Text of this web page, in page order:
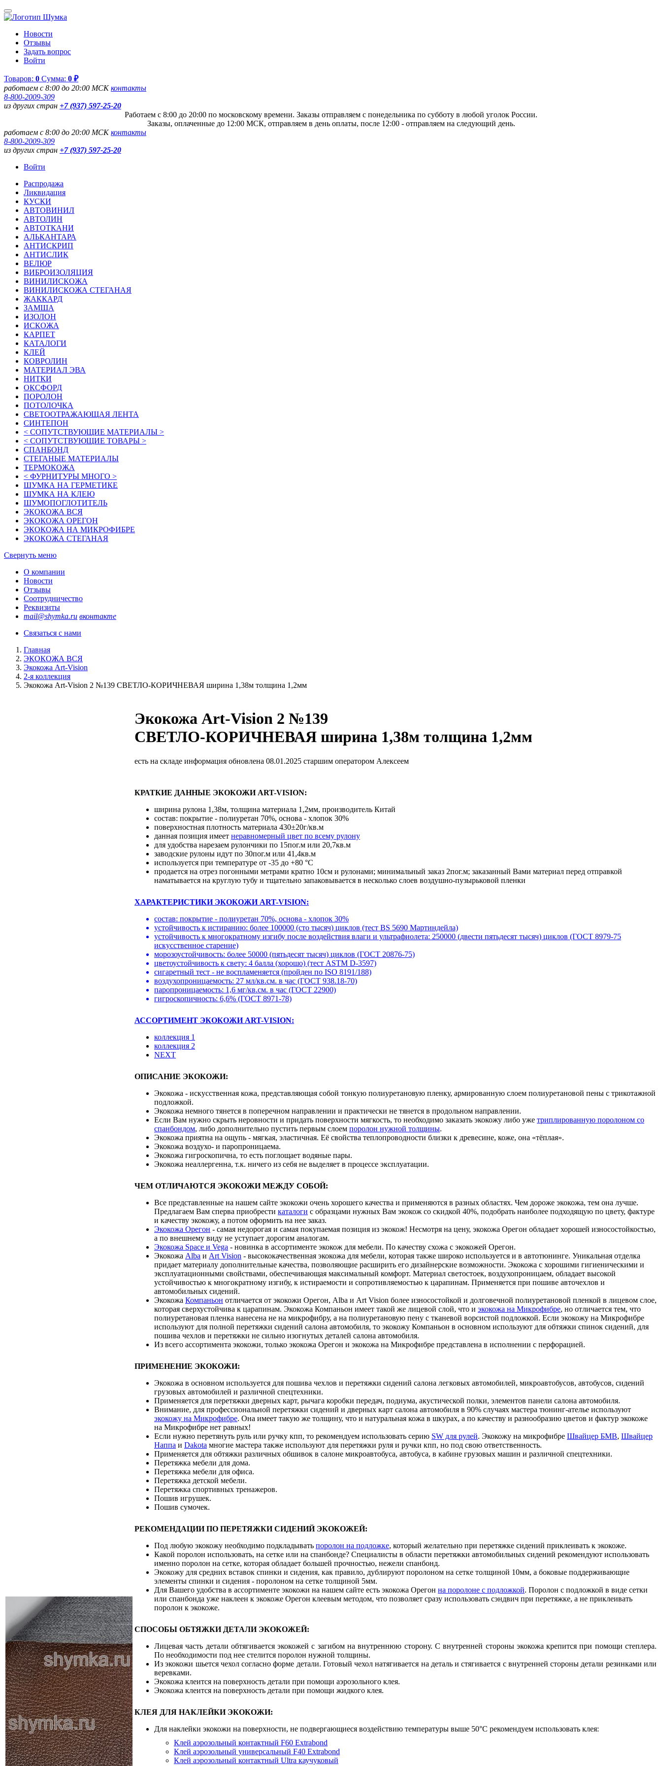
Новости
Отзывы
Задать вопрос
Войти
Товаров: 0 Сумма: 0 ₽
работаем с 8:00 до 20:00 МСКконтакты
8-800-2009-309
из других стран +7 (937) 597-25-20
Работаем с 8:00 до 20:00 по московскому времени. Заказы отправляем с понедельника по субботу в любой уголок России.
Заказы, оплаченные до 12:00 МСК, отправляем в день оплаты, после 12:00 - отправляем на следующий день.
работаем с 8:00 до 20:00 МСКконтакты
8-800-2009-309
из других стран +7 (937) 597-25-20
Войти
Распродажа
Ликвидация
КУСКИ
АВТОВИНИЛ
АВТОЛИН
АВТОТКАНИ
АЛЬКАНТАРА
АНТИСКРИП
АНТИСЛИК
ВЕЛЮР
ВИБРОИЗОЛЯЦИЯ
ВИНИЛИСКОЖА
ВИНИЛИСКОЖА СТЕГАНАЯ
ЖАККАРД
ЗАМША
ИЗОЛОН
ИСКОЖА
КАРПЕТ
КАТАЛОГИ
КЛЕЙ
КОВРОЛИН
МАТЕРИАЛ ЭВА
НИТКИ
ОКСФОРД
ПОРОЛОН
ПОТОЛОЧКА
СВЕТООТРАЖАЮЩАЯ ЛЕНТА
СИНТЕПОН
< СОПУТСТВУЮЩИЕ МАТЕРИАЛЫ >
< СОПУТСТВУЮЩИЕ ТОВАРЫ >
СПАНБОНД
СТЕГАНЫЕ МАТЕРИАЛЫ
ТЕРМОКОЖА
< ФУРНИТУРЫ МНОГО >
ШУМКА НА ГЕРМЕТИКЕ
ШУМКА НА КЛЕЮ
ШУМОПОГЛОТИТЕЛЬ
ЭКОКОЖА ВСЯ
ЭКОКОЖА ОРЕГОН
ЭКОКОЖА НА МИКРОФИБРЕ
ЭКОКОЖА СТЕГАНАЯ
Свернуть меню
О компании
Новости
Отзывы
Соотрудничество
Реквизиты
mail@shymka.ru вконтакте
Связаться с нами
Главная
ЭКОКОЖА ВСЯ
Экокожа Art-Vision
2-я коллекция
Экокожа Art-Vision 2 №139 СВЕТЛО-КОРИЧНЕВАЯ ширина 1,38м толщина 1,2мм
Экокожа Art-Vision 2 №139
СВЕТЛО-КОРИЧНЕВАЯ ширина 1,38м толщина 1,2мм
есть на складе информация обновлена 08.01.2025 старшим оператором Алексеем
КРАТКИЕ ДАННЫЕ ЭКОКОЖИ ART-VISION:
ширина рулона 1,38м, толщина материала 1,2мм, производитель Китай
состав: покрытие - полиуретан 70%, основа - хлопок 30%
поверхностная плотность материала 430±20г/кв.м
данная позиция имеет неравномерный цвет по всему рулону
для удобства нарезаем рулончики по 15пог.м или 20,7кв.м
заводские рулоны идут по 30пог.м или 41,4кв.м
используется при температуре от -35 до +80 °С
продается на отрез погонными метрами кратно 10см и рулонами; минимальный заказ 2пог.м; заказанный Вами материал перед отправкой
наматывается на круглую тубу и тщательно запаковывается в несколько слоев воздушно-пузырьковой пленки
ХАРАКТЕРИСТИКИ ЭКОКОЖИ ART-VISION:
состав: покрытие - полиуретан 70%, основа - хлопок 30%
устойчивость к истиранию: более 100000 (сто тысяч) циклов (тест BS 5690 Мартиндейла)
устойчивость к многократному изгибу после воздействия влаги и ультрафиолета: 250000 (двести пятьдесят тысяч) циклов (ГОСТ 8979-75
искусственное старение)
морозоустойчивость: более 50000 (пятьдесят тысяч) циклов (ГОСТ 20876-75)
цветоустойчивость к свету: 4 балла (хорошо) (тест ASTM D-3597)
сигаретный тест - не воспламеняется (пройден по ISO 8191/188)
воздухопроницаемость: 27 мл/кв.см. в час (ГОСТ 938.18-70)
паропроницаемость: 1,6 мг/кв.см. в час (ГОСТ 22900)
гигроскопичность: 6,6% (ГОСТ 8971-78)
АССОРТИМЕНТ ЭКОКОЖИ ART-VISION:
коллекция 1
коллекция 2
NEXT
ОПИСАНИЕ ЭКОКОЖИ:
Экокожа - искусственная кожа, представляющая собой тонкую полиуретановую пленку, армированную слоем полиуретановой пены с трикотажной
подложкой.
Экокожа немного тянется в поперечном направлении и практически не тянется в продольном направлении.
Если Вам нужно скрыть неровности и придать поверхности мягкость, то необходимо заказать экокожу либо уже триплированную поролоном со
спанбондом, либо дополнительно пустить первым слоем поролон нужной толщины.
Экокожа приятна на ощупь - мягкая, эластичная. Её свойства теплопроводности близки к древесине, коже, она «тёплая».
Экокожа воздухо- и паропроницаема.
Экокожа гигроскопична, то есть поглощает водяные пары.
Экокожа неаллергенна, т.к. ничего из себя не выделяет в процессе эксплуатации.
ЧЕМ ОТЛИЧАЮТСЯ ЭКОКОЖИ МЕЖДУ СОБОЙ:
Все представленные на нашем сайте экокожи очень хорошего качества и применяются в разных областях. Чем дороже экокожа, тем она лучше.
Предлагаем Вам сперва приобрести каталоги с образцами нужных Вам экокож со скидкой 40%, подобрать наиболее подходящую по цвету, фактуре
и качеству экокожу, а потом оформить на нее заказ.
Экокожа Орегон - самая недорогая и самая покупаемая позиция из экокож! Несмотря на цену, экокожа Орегон обладает хорошей износостойкостью,
а по внешнему виду не уступает дорогим аналогам.
Экокожа Space и Vega - новинка в ассортименте экокож для мебели. По качеству схожа с экокожей Орегон.
Экокожа Alba и Art Vision - высококачественная экокожа для мебели, которая также широко используется и в автотюнинге. Уникальная отделка
придает материалу дополнительные качества, позволяющие расширить его дизайнерские возможности. Экокожа с хорошими гигиеническими и
эксплуатационными свойствами, обеспечивающая максимальный комфорт. Материал светостоек, воздухопроницаем, обладает высокой
устойчивостью к многократному изгибу, к истираемости и сопротивляемостью к царапинам. Применяется при пошиве авточехлов и
автомобильных сидений.
Экокожа Компаньон отличается от экокожи Орегон, Alba и Art Vision более износостойкой и долговечной полиуретановой пленкой в лицевом слое,
которая сверхустойчива к царапинам. Экокожа Компаньон имеет такой же лицевой слой, что и экокожа на Микрофибре, но отличается тем, что
полиуретановая пленка нанесена не на микрофибру, а на полиуретановую пену с тканевой ворсистой подложкой. Если экокожу на Микрофибре
используют для полной перетяжки сидений салона автомобиля, то экокожу Компаньон в основном используют для обтяжки спинок сидений, для
пошива чехлов и перетяжки не сильно изогнутых деталей салона автомобиля.
Из всего ассортимента экокожи, только экокожа Орегон и экокожа на Микрофибре представлена в исполнении с перфорацией.
ПРИМЕНЕНИЕ ЭКОКОЖИ:
Экокожа в основном используется для пошива чехлов и перетяжки сидений салона легковых автомобилей, микроавтобусов, автобусов, сидений
грузовых автомобилей и различной спецтехники.
Применяется для перетяжки дверных карт, рычага коробки передач, подиума, акустической полки, элементов панели салона автомобиля.
Внимание, для профессиональной перетяжки сидений и дверных карт салона автомобиля в 90% случаях мастера тюнинг-ателье используют
экокожу на Микрофибре. Она имеет такую же толщину, что и натуральная кожа в шкурах, а по качеству и разнообразию цветов и фактур экокоже
на Микрофибре нет равных!
Если нужно перетянуть руль или ручку кпп, то рекомендуем использовать серию SW для рулей. Экокожу на микрофибре Швайцер БМВ, Швайцер
Наппа и Dakota многие мастера также используют для перетяжки руля и ручки кпп, но под свою ответственность.
Применяется для обтяжки различных обшивок в салоне микроавтобуса, автобуса, в кабине грузовых машин и различной спецтехники.
Перетяжка мебели для дома.
Перетяжка мебели для офиса.
Перетяжка детской мебели.
Перетяжка спортивных тренажеров.
Пошив игрушек.
Пошив сумочек.
РЕКОМЕНДАЦИИ ПО ПЕРЕТЯЖКИ СИДЕНИЙ ЭКОКОЖЕЙ:
Под любую экокожу необходимо подкладывать поролон на подложке, который желательно при перетяжке сидений приклеивать к экокоже.
Какой поролон использовать, на сетке или на спанбонде? Специалисты в области перетяжки автомобильных сидений рекомендуют использовать
именно поролон на сетке, которая обладает большей прочностью, нежели спанбонд.
Экокожу для средних вставок спинки и сидения, как правило, дублируют поролоном на сетке толщиной 10мм, а боковые поддерживающие
элементы спинки и сидения - поролоном на сетке толщиной 5мм.
Для Вашего удобства в ассортименте экокожи на нашем сайте есть экокожа Орегон на поролоне с подложкой. Поролон с подложкой в виде сетки
или спанбонда уже наклеен к экокоже Орегон клеевым методом, что позволяет сразу использовать сэндвич при перетяжке, а не приклеивать
поролон к экокоже.
СПОСОБЫ ОБТЯЖКИ ДЕТАЛИ ЭКОКОЖЕЙ:
Лицевая часть детали обтягивается экокожей с загибом на внутреннюю сторону. С внутренней стороны экокожа крепится при помощи степлера.
По необходимости под нее стелится поролон нужной толщины.
Из экокожи шьется чехол согласно форме детали. Готовый чехол натягивается на деталь и стягивается с внутренней стороны детали резинками или
веревками.
Экокожа клеится на поверхность детали при помощи аэрозольного клея.
Экокожа клеится на поверхность детали при помощи жидкого клея.
КЛЕЯ ДЛЯ НАКЛЕЙКИ ЭКОКОЖИ:
Для наклейки экокожи на поверхности, не подвергающиеся воздействию температуры выше 50°С рекомендуем использовать клея:
Клей аэрозольный контактный F60 Extrabond
Клей аэрозольный универсальный F40 Extrabond
Клей аэрозольный контактный Ultra каучуковый